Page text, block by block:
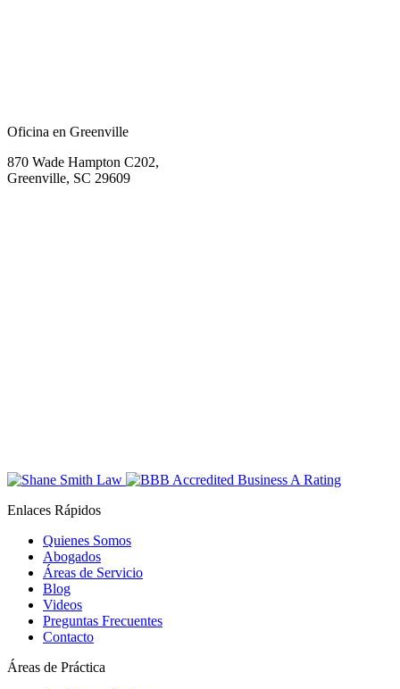
Oficina en Greenville
870 Wade Hampton C202,
Greenville, SC 29609
Enlaces Rápidos
Quienes Somos
Abogados
Áreas de Servicio
Blog
Videos
Preguntas Frecuentes
Contacto
Áreas de Práctica